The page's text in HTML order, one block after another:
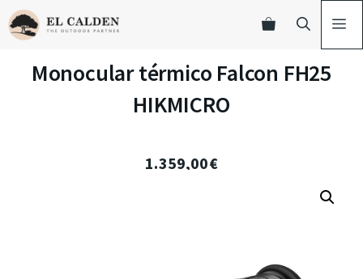
Monocular térmico Falcon FH25
HIKMICRO
1.359,00€